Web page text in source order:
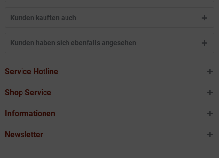
Kunden kauften auch
Kunden haben sich ebenfalls angesehen
Service Hotline
Shop Service
Informationen
Newsletter